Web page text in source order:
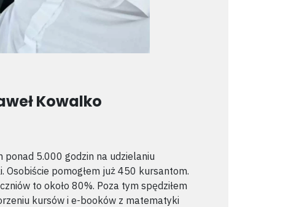
Kowalko
ponad 5.000 godzin na udzielaniu
Osobiście pomogłem już 450 kursantom.
to około 80%. Poza tym spędziłem
kursów i e-booków z matematyki